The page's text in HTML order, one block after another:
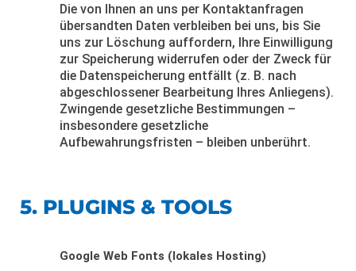
Die von Ihnen an uns per Kontaktanfragen
übersandten Daten verbleiben bei uns, bis Sie
uns zur Löschung auffordern, Ihre Einwilligung
zur Speicherung widerrufen oder der Zweck für
die Datenspeicherung entfällt (z. B. nach
abgeschlossener Bearbeitung Ihres Anliegens).
Zwingende gesetzliche Bestimmungen –
insbesondere gesetzliche
Aufbewahrungsfristen – bleiben unberührt.
5. PLUGINS & TOOLS
Google Web Fonts (lokales Hosting)